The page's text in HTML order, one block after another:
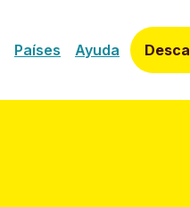
Países Ayuda